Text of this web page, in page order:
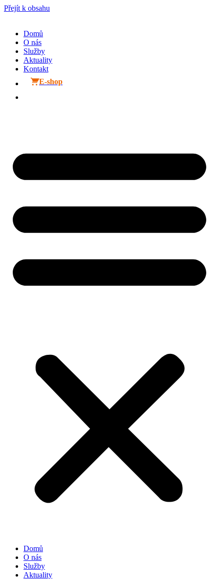
Přejít k obsahu
Domů
O nás
Služby
Aktuality
Kontakt
E-shop
Domů
O nás
Služby
Aktuality